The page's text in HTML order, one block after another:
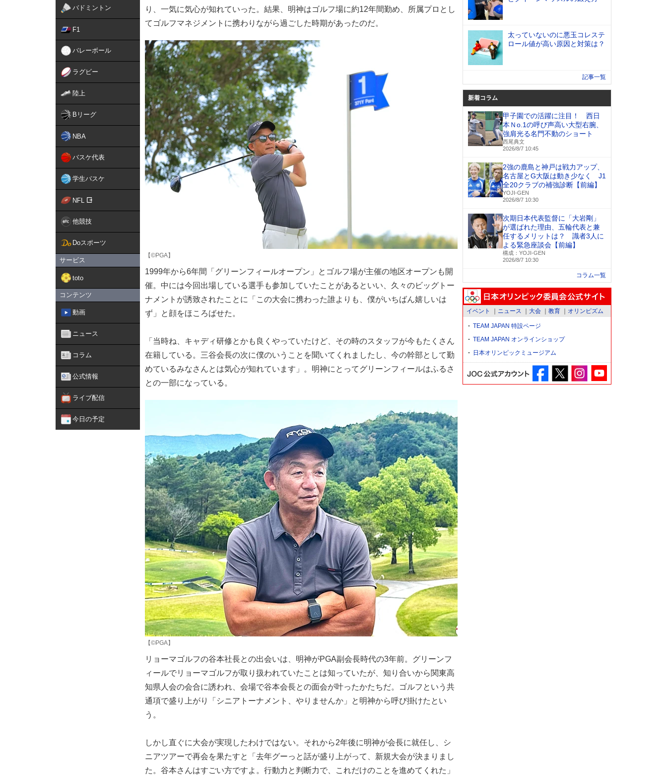
バドミントン
F1
バレーボール
ラグビー
陸上
Bリーグ
NBA
バスケ代表
学生バスケ
NFL
他競技
Doスポーツ
サービス
toto
コンテンツ
動画
ニュース
コラム
公式情報
ライブ配信
今日の予定
り、一気に気心が知れていった。結果、明神はゴルフ場に約12年間勤め、所属プロとし
てゴルフマネジメントに携わりながら過ごした時期があったのだ。
【©PGA】
1999年から6年間「グリーンフィールオープン」とゴルフ場が主催の地区オープンも開
催。中には今回出場している選手も参加していたことがあるといい、久々のビッグトー
ナメントが誘致されたことに「この大会に携わった誰よりも、僕がいちばん嬉しいは
ず」と顔をほころばせた。
「当時ね、キャディ研修とかも良くやっていたけど、その時のスタッフが今もたくさん
在籍している。三谷会長の次に僕のいうことを聞いてくれましたし、今の幹部として勤
めているみなさんとは気心が知れています」。明神にとってグリーンフィールはふるさ
との一部になっている。
【©PGA】
リョーマゴルフの谷本社長との出会いは、明神がPGA副会長時代の3年前。グリーンフ
ィールでリョーマゴルフが取り扱われていたことは知っていたが、知り合いから関東高
知県人会の会合に誘われ、会場で谷本会長との面会が叶ったかたちだ。ゴルフという共
通項で盛り上がり「シニアトーナメント、やりませんか」と明神から呼び掛けたとい
う。
しかし直ぐに大会が実現したわけではない。それから2年後に明神が会長に就任し、シ
ニアツアーで再会を果たすと「去年グーっと話が盛り上がって、新規大会が決まりまし
た。谷本さんはすごい方ですよ。行動力と判断力で、これだけのことを進めてくれた」
太っていないのに悪玉コレステ
ロール値が高い原因と対策は？
記事一覧
新着コラム
甲子園での活躍に注目！ 西日
本Ｎo.1の呼び声高い大型右腕、
強肩光る名門不動のショート
西尾典文
2026/8/7 10:45
2強の鹿島と神戸は戦力アップ、
名古屋とG大阪は動き少なく J1
全20クラブの補強診断【前編】
YOJI-GEN
2026/8/7 10:30
次期日本代表監督に「大岩剛」
が選ばれた理由、五輪代表と兼
任するメリットは？ 識者3人に
よる緊急座談会【前編】
構成：YOJI-GEN
2026/8/7 10:30
コラム一覧
イベント ニュース 大会 教育 オリンピズム
TEAM JAPAN 特設ページ
TEAM JAPAN オンラインショップ
日本オリンピックミュージアム